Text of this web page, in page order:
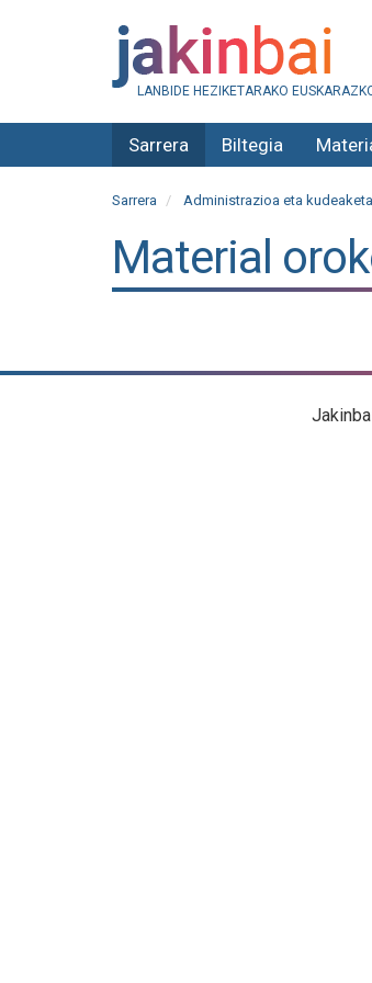
LANBIDE HEZIKETARAKO
Sarrera Biltegia
Sarrera Administrazioa eta kudeaketa
Material